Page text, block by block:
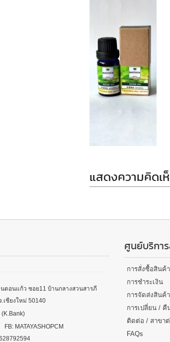
แสดงความคิดเ
ดอนแก้ว ซอย11 บ้านกลางสวนสารภี
เชียงใหม่ 50140
MATAYASHOPCM
ศูนย์บริกา
การสั่งซื้อสินค้า
การชำระเงิน
การจัดส่งสินค้า
การเปลี่ยน / คื
ติดต่อ / สาขาต่
FAQs